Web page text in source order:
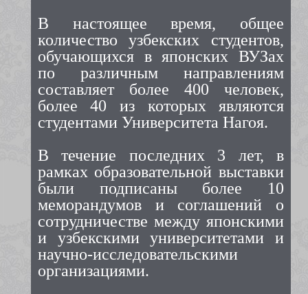
В настоящее время, общее
количество узбекских студентов,
обучающихся в японских ВУЗах
по различным направлениям
составляет более 400 человек,
более 40 из которых являются
студентами Университета Нагоя.
В течение последних 3 лет, в
рамках образовательной выставки
были подписаны более 10
меморандумов и соглашений о
сотрудничестве между японскими
и узбекскими университетами и
научно-исследовательскими
организациями.